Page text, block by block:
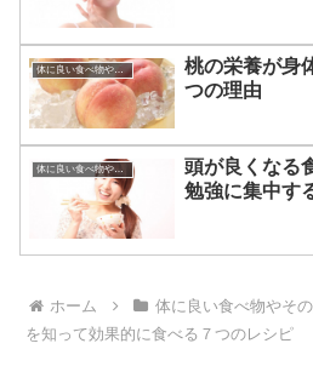
桃の栄養が身
つの理由
体に良い食べ物やその効果
頭が良くなる
勉強に集中す
ホーム 体に良い食べ物やそ
を知って効果的に食べる７つのレシピ